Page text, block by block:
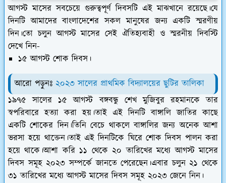
আগস্ট মাসের সবচেয়ে গুরুত্বপূর্ণ দিবসটি এই মাঝখানে রয়েছে।যে
দিনটি আমাদের বাংলাদেশের সকল মানুষের জন্য একটি স্মরণীয়
দিন।তো চলুন আগস্ট মাসের সেই ঐতিহ্যবাহী ও স্মরনীয় দিবস্টি
দেখে নিন-
১৫ আগস্ট শোক দিবস।
আরো পড়ুনঃ ২০২৩ সালের প্রাথমিক বিদ্যালয়ের ছুটির তালিকা
১৯৭৫ সালের ১৫ আগস্ট বঙ্গবন্ধু শেখ মুজিবুর রহমানকে তার
স্বপরিবারে হত্যা করা হয়।তাই এই দিনটি বাঙ্গালি জাতির কাছে
একটি শোকের দিন।তিনি বেচে থাকলে বাঙ্গালির জন্য অনেক আশা
ভরসা হয়ে থাক্তেন।তাই এই দিনটিকে ঘিরে শোক দিবস পালন করা
হয়ে থাকে।আশা করি ১১ থেকে ২০ তারিখের মধ্যে আগস্ট মাসের
দিবস সমূহ ২০২৩ সম্পর্কে জানতে পেরেছেন।এবার চলুন ২১ থেকে
৩১ তারিখের মধ্যে আগস্ট মাসের দিবস সমূহ ২০২৩ জেনে নিন।